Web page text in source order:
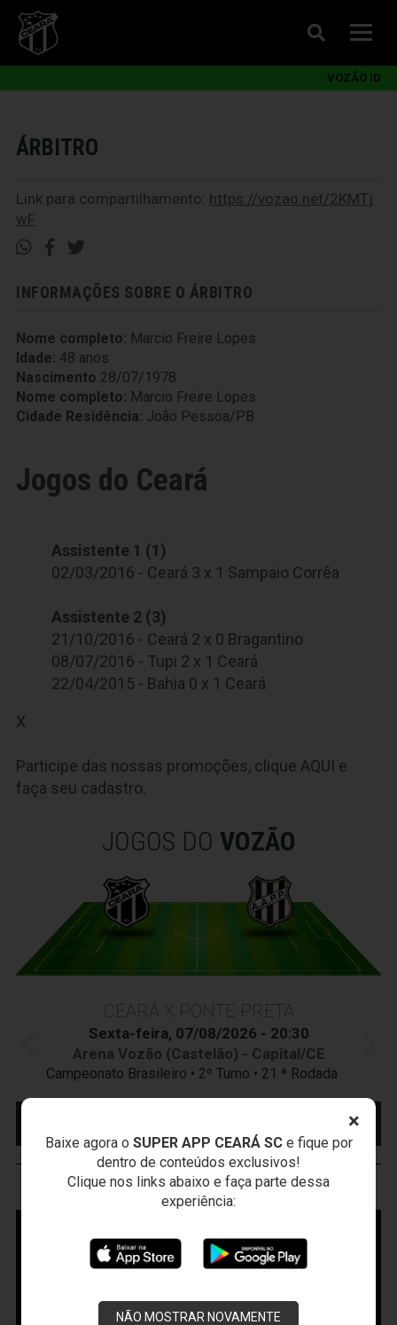
×
Baixe agora o SUPER APP CEARÁ SCe fique por
dentro de conteúdos exclusivos!
Clique nos links abaixo e faça parte dessa
experiência:
NÃO MOSTRAR NOVAMENTE
VOZÃO ID
ÁRBITRO
Link para compartilhamento: https://vozao.net/2KMTj
wF
INFORMAÇÕES SOBRE O ÁRBITRO
Nome completo: Marcio Freire Lopes
Idade: 48 anos
Nascimento 28/07/1978
Nome completo: Marcio Freire Lopes
Cidade Residência: João Pessoa/PB
Jogos do Ceará
Assistente 1 (1)
02/03/2016 - Ceará 3 x 1 Sampaio Corrêa
Assistente 2 (3)
21/10/2016 - Ceará 2 x 0 Bragantino
08/07/2016 - Tupi 2 x 1 Ceará
22/04/2015 - Bahia 0 x 1 Ceará
X
Participe das nossas promoções, clique AQUI e
faça seu cadastro.
JOGOS DO VOZÃO
CEARÁ X PONTE PRETA
Sexta-feira, 07/08/2026 - 20:30
Arena Vozão (Castelão) - Capital/CE
Campeonato Brasileiro • 2º Turno • 21 ª Rodada
VOZÃO TV